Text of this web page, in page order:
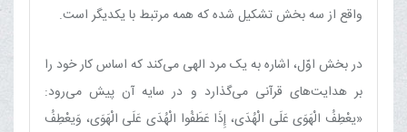
واقع از سه بخش تشکیل شده که همه مرتبط با یکدیگر است.
در بخش اوّل، اشاره به یک مرد الهی می‌کند که اساس کار خود را
بر هدایت‌های قرآنی می‌گذارد و در سایه آن پیش می‌رود:
«یعْطِفُ‏ الْهَوَی‏ عَلَی‏ الْهُدَی‏، إِذَا عَطَفُوا الْهُدَی عَلَی‏ الْهَوَی، وَیعْطِفُ